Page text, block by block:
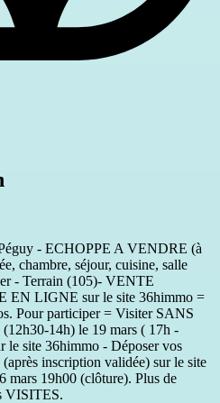
- ECHOPPE A VENDRE (à
chambre, séjour, cuisine, salle
- Terrain (105)- VENTE
LIGNE sur le site 36himmo =
Pour participer = Visiter SANS
14h) le 19 mars ( 17h -
le site 36himmo - Déposer vos
inscription validée) sur le site
mars 19h00 (clôture). Plus de
VISITES.